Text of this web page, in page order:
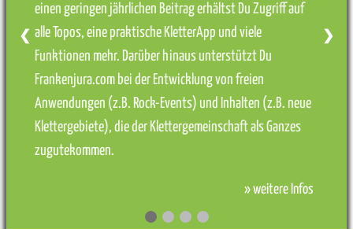
einen geringen jährlichen Beitrag erhältst Du Zugriff auf
alle Topos, eine praktische KletterApp und viele
Funktionen mehr. Darüber hinaus unterstützt Du
Frankenjura.com bei der Entwicklung von freien
Anwendungen (z.B. Rock-Events) und Inhalten (z.B. neue
Klettergebiete), die der Klettergemeinschaft als Ganzes
zugutekommen.
» weitere Infos
❮ ❯